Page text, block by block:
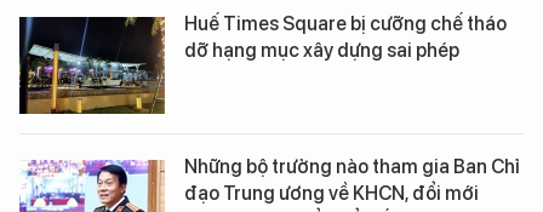
Huế Times Square bị cưỡng chế tháo
dỡ hạng mục xây dựng sai phép
Những bộ trưởng nào tham gia Ban Chỉ
đạo Trung ương về KHCN, đổi mới